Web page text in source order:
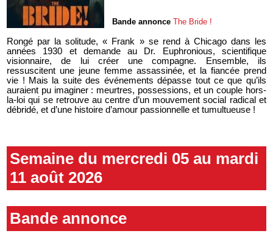
Bande annonce The Bride !
Rongé par la solitude, « Frank » se rend à Chicago dans les
années 1930 et demande au Dr. Euphronious, scientifique
visionnaire, de lui créer une compagne. Ensemble, ils
ressuscitent une jeune femme assassinée, et la fiancée prend
vie ! Mais la suite des événements dépasse tout ce que qu’ils
auraient pu imaginer : meurtres, possessions, et un couple hors-
la-loi qui se retrouve au centre d’un mouvement social radical et
débridé, et d’une histoire d’amour passionnelle et tumultueuse !
Semaine du mercredi 05 au mardi
11 août 2026
Bande annonce